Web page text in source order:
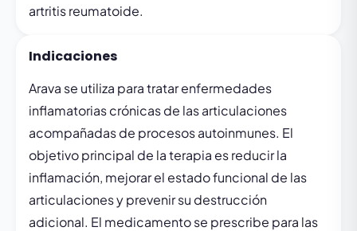
artritis reumatoide.
Indicaciones
Arava se utiliza para tratar enfermedades
inflamatorias crónicas de las articulaciones
acompañadas de procesos autoinmunes. El
objetivo principal de la terapia es reducir la
inflamación, mejorar el estado funcional de las
articulaciones y prevenir su destrucción
adicional. El medicamento se prescribe para las